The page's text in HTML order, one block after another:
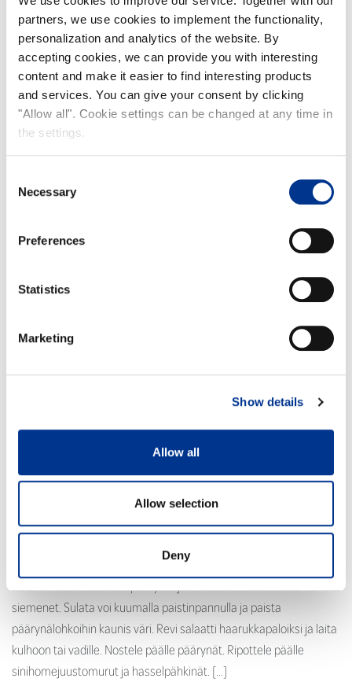
partners, we use cookies to implement the functionality,
personalization and analytics of the website. By
accepting cookies, we can provide you with interesting
content and make it easier to find interesting products
and services. You can give your consent by clicking
"Allow all". Cookie settings can be changed at any time in
the settings.
Selection
Necessary
Preferences
Statistics
Marketing
Show details
Allow all
Allow selection
Deny
Raaka-aineet 2-3 tuoretta päärynää 50 g sinihomejuustoa 1 dl
vihreää salaattia Rajamäen Vaaleaa tai Sitruuna
Balsamikastiketta Pese päärynät ja leikkaa ne lohkoiksi. Poista
siemenet. Sulata voi kuumalla paistinpannulla ja paista
päärynälohkoihin kaunis väri. Revi salaatti haarukkapaloiksi ja laita
kulhoon tai vadille. Nostele päälle päärynät. Ripottele päälle
sinihomejuustomurut ja hasselpähkinät. […]